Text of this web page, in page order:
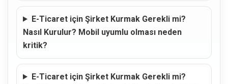
E-Ticaret için Şirket Kurmak Gerekli mi?
Nasıl Kurulur? Mobil uyumlu olması neden
kritik?
E-Ticaret için Şirket Kurmak Gerekli mi?